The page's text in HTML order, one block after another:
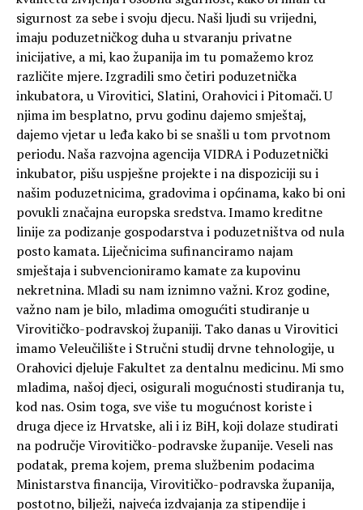
sigurnost za sebe i svoju djecu. Naši ljudi su vrijedni,
imaju poduzetničkog duha u stvaranju privatne
inicijative, a mi, kao županija im tu pomažemo kroz
različite mjere. Izgradili smo četiri poduzetnička
inkubatora, u Virovitici, Slatini, Orahovici i Pitomači. U
njima im besplatno, prvu godinu dajemo smještaj,
dajemo vjetar u leđa kako bi se snašli u tom prvotnom
periodu. Naša razvojna agencija VIDRA i Poduzetnički
inkubator, pišu uspješne projekte i na dispoziciji su i
našim poduzetnicima, gradovima i općinama, kako bi oni
povukli značajna europska sredstva. Imamo kreditne
linije za podizanje gospodarstva i poduzetništva od nula
posto kamata. Liječnicima sufinanciramo najam
smještaja i subvencioniramo kamate za kupovinu
nekretnina. Mladi su nam iznimno važni. Kroz godine,
važno nam je bilo, mladima omogućiti studiranje u
Virovitičko-podravskoj županiji. Tako danas u Virovitici
imamo Veleučilište i Stručni studij drvne tehnologije, u
Orahovici djeluje Fakultet za dentalnu medicinu. Mi smo
mladima, našoj djeci, osigurali mogućnosti studiranja tu,
kod nas. Osim toga, sve više tu mogućnost koriste i
druga djece iz Hrvatske, ali i iz BiH, koji dolaze studirati
na područje Virovitičko-podravske županije. Veseli nas
podatak, prema kojem, prema službenim podacima
Ministarstva financija, Virovitičko-podravska županija,
postotno, bilježi, najveća izdvajanja za stipendije i